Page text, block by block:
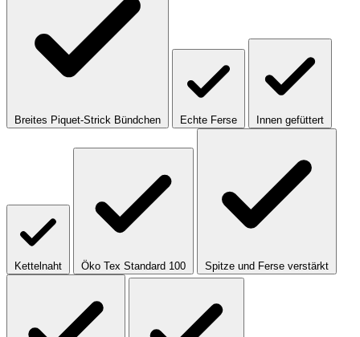
Breites Piquet-Strick Bündchen Echte Ferse Innen gefüttert
Kettelnaht Öko Tex Standard 100 Spitze und Ferse verstärkt